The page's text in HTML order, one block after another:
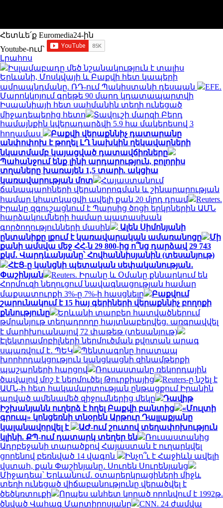
Հետևե՛ք Euromedia24-ին
Youtube-ում`
Լրահոս
Իսլամաբադը մեծ նշանակություն է տալիս
Երևանի, Մոսկվայի և Բաքվի հետ կապերի
ամրապնդմանը. ՌԴ-ում Պակիստանի դեսպան
EFE.
Մարոկկոյում գրեթե 90 մարդ կդատապարտվի
Իսպանիայի հետ սահմանին տեղի ունեցած
միջադեպերից հետո
Տավուշի մարզի Բերդ
համայնքին կվերադարձվի 5.9 հա մակերեսով 3
հողամաս
Բաքվի վերաքննիչ դատարանը
անփոփոխ է թողել ԼՂ նախկին ղեկավարների
նկատմամբ կայացված դատավճիռները
Պահանջում ենք լինի արդարություն, բոլորիս
տղաները խառայեն 1,5 տարի. ակցիա
կառավարության մոտ
Հայաստանում
ճանապարհների վերանորոգման և շինարարության
համար կհատկացվի ավելի քան 20 մլրդ դրամ
Reuters.
Իրանը զգուշացնում է Պարսից ծոցի երկրներին ԱՄՆ
հարձակումների համար պատասխան
գործողությունների մասին
Ալեն Սիմոնյանի
ընտանիքը լքում է կառավարական ամառանոցը
Մի
քանի ամսվա մեջ ՀՀ-ն 29 800-ից ո՞նց դարձավ 29 743
քկմ․ Վարդևանյանը՝ Հովհաննիսյանին (տեսանյութ)
ՀԷՑ-ը կանցնի պետական սեփականության․
Փաշինյան
Reuters. Իրանը և Օմանը քննարկում են
Հորմուզի նեղուցում նավագնացության համար
մաքսատուրքի 3%-ը 7%-ի հասցնելը
Բաքվում
շարունակում է 15 հայ գերիների վերաքննիչ բողոքի
քննությունը
Երևանի տարբեր հատվածներում
թմրանյութ տեղադրողը հայտնաբերվեց. առգրավվել
է մարիխուանայով 72 փաթեթ (տեսանյութ)
Էլեկտրամոբիլների ներմուծման քվոտան արագ
սպառվում է․ ՊԵԿ
Պենտագոնը հրատապ
խորհրդակցություն կանցկացնի զինամթերքի
պաշարների հարցով
Ռուսաստանը ռեկորդային
ծավալով մոշ է ներմուծել Թուրքիայից
Reuters-ը նշել է
ԱՄՆ-ի հետ հակամարտության ընթացքում Իրանին
արված ամենամեծ զիջումներից մեկը
Դավիթ
Իշխանյանն ուղերձ է հղել Բաքվի բանտից
«Մուլտի
գրուպ» կոնցեռնի տնօրեն Արթուր Դալլաքյանը
կալանավորվել է
ԱԺ-ում շուտով տեղափոխություն
կլինի. ՔՊ-ում դատարկ տեղեր են
Ռուսաստանից
Ադրբեջանի տարածքով Հայաստան է ուղարկվել
ցորենով բեռնված 14 վագոն
Ինչո՞ւ է Հաջիևն ավելի
վստահ, քան Փաշինյանը․ Սուրեն Սուրենյանց
Միջադեպ՝ Երևանում․ օտարերկրացիների միջև
տեղի ունեցած վիճաբանությունը վերածվել է
ծեծկռտուքի
Որպես անհետ կորած որոնվում է 1992թ.
ծնված Վահագ Մարտիրոսյանը
CNN. 24 ժամվա